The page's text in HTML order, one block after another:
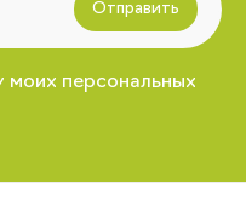
Отправить
моих персональных